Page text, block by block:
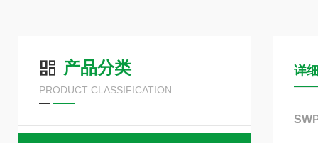
产品分类
PRODUCT CLASSIFICATION
详